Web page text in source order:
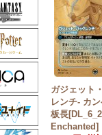
ガジェット
レンチ- カ
板長
Enchanted]